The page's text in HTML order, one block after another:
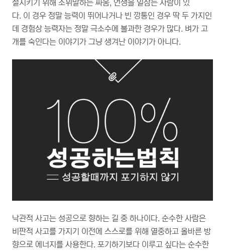
철시키기 위해 소위말하는 싸움, 언쟁을 일삼는 사람이 있
다. 이 경우 정말 능력이 뛰어나거나 빈 깡통인 경우 딱 두 가지인
데 경험상 능력자는 정말 극소수에 불과한 경우가 많다. 벼가 고
개를 숙인다는 이야기가 그냥 생겨난 이야기가 아니다.
낙관적 사고는 성공으로 향하는 길 중 하나이다. 순수한 사람은
비판적 사고를 가지기 이전에 스스로를 위해 열중하고 올바른 방
향으로 에너지를 사용한다. 포기하기보다 이루고 싶다는 순수한